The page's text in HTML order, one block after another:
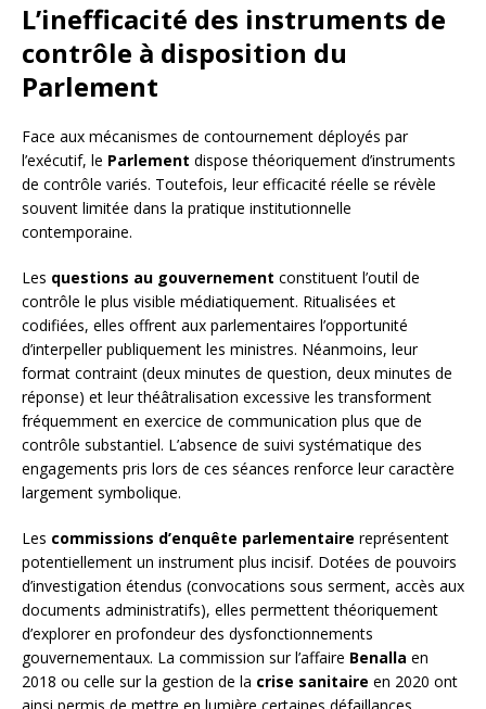
L’inefficacité des instruments de
contrôle à disposition du
Parlement
Face aux mécanismes de contournement déployés par
l’exécutif, le Parlement dispose théoriquement d’instruments
de contrôle variés. Toutefois, leur efficacité réelle se révèle
souvent limitée dans la pratique institutionnelle
contemporaine.
Les questions au gouvernement constituent l’outil de
contrôle le plus visible médiatiquement. Ritualisées et
codifiées, elles offrent aux parlementaires l’opportunité
d’interpeller publiquement les ministres. Néanmoins, leur
format contraint (deux minutes de question, deux minutes de
réponse) et leur théâtralisation excessive les transforment
fréquemment en exercice de communication plus que de
contrôle substantiel. L’absence de suivi systématique des
engagements pris lors de ces séances renforce leur caractère
largement symbolique.
Les commissions d’enquête parlementaire représentent
potentiellement un instrument plus incisif. Dotées de pouvoirs
d’investigation étendus (convocations sous serment, accès aux
documents administratifs), elles permettent théoriquement
d’explorer en profondeur des dysfonctionnements
gouvernementaux. La commission sur l’affaire Benalla en
2018 ou celle sur la gestion de la crise sanitaire en 2020 ont